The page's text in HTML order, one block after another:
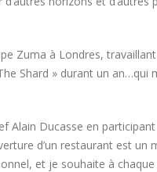
Zuma à Londres,
Shard » durant un an…qui
Alain Ducasse en
d’un restaurant est
et je souhaite à chaque